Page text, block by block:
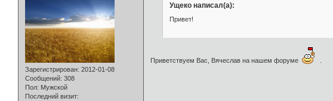
Зарегистрирован: 2012-01-08
Сообщений: 308
Пол: Мужской
Последний визит:
Ущеко написал(а):
Привет!
Приветствуем Вас, Вячеслав на нашем форуме